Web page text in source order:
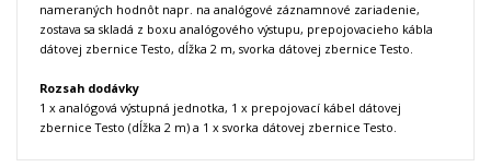
nameraných hodnôt napr. na analógové záznamnové zariadenie,
zostava sa skladá z boxu analógového výstupu, prepojovacieho kábla
dátovej zbernice Testo, dĺžka 2 m, svorka dátovej zbernice Testo.
Rozsah dodávky
1 x analógová výstupná jednotka, 1 x prepojovací kábel dátovej
zbernice Testo (dĺžka 2 m) a 1 x svorka dátovej zbernice Testo.